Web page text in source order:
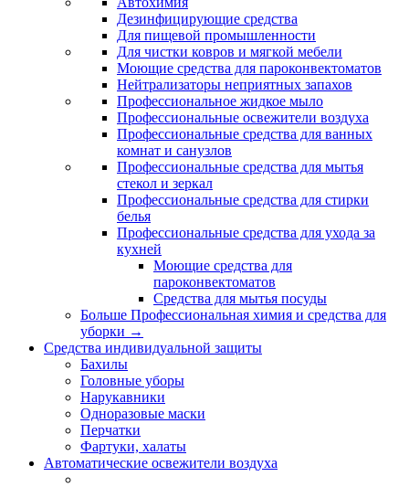
Дезинфицирующие средства
Для пищевой промышленности
Для чистки ковров и мягкой мебели
Моющие средства для пароконвектоматов
Нейтрализаторы неприятных запахов
Профессиональное жидкое мыло
Профессиональные освежители воздуха
Профессиональные средства для ванных
комнат и санузлов
Профессиональные средства для мытья
стекол и зеркал
Профессиональные средства для стирки
белья
Профессиональные средства для ухода за
кухней
Моющие средства для
пароконвектоматов
Средства для мытья посуды
Больше Профессиональная химия и средства для
уборки →
Средства индивидуальной защиты
Бахилы
Головные уборы
Нарукавники
Одноразовые маски
Перчатки
Фартуки, халаты
Автоматические освежители воздуха